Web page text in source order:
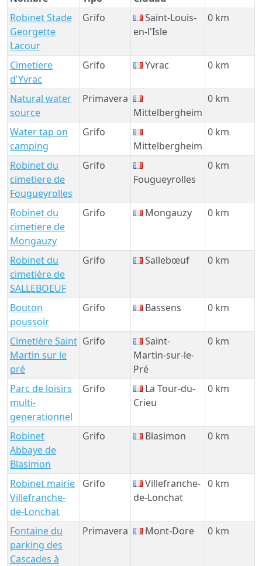
Robinet Stade
Georgette
Lacour
Grifo
Saint-Louis-
en-l'Isle
0 km
Cimetiere
d'Yvrac
Grifo Yvrac 0 km
Natural water
source
Primavera
Mittelbergheim
0 km
Water tap on
camping
Grifo
Mittelbergheim
0 km
Robinet du
cimetiere de
Fougueyrolles
Grifo
Fougueyrolles
0 km
Robinet du
cimetiere de
Mongauzy
Grifo Mongauzy 0 km
Robinet du
cimetière de
SALLEBOEUF
Grifo Sallebœuf 0 km
Bouton
poussoir
Grifo Bassens 0 km
Cimetière Saint
Martin sur le
pré
Grifo
Saint-
Martin-sur-le-
Pré
0 km
Parc de loisirs
multi-
generationnel
Grifo
La Tour-du-
Crieu
0 km
Robinet
Abbaye de
Blasimon
Grifo Blasimon 0 km
Robinet mairie
Villefranche-
de-Lonchat
Grifo
Villefranche-
de-Lonchat
0 km
Fontaine du
parking des
Cascades à
Primavera Mont-Dore 0 km